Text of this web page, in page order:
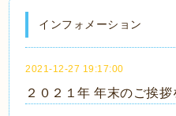
インフォメーション
2021-12-27 19:17:00
２０２１年 年末のご挨拶